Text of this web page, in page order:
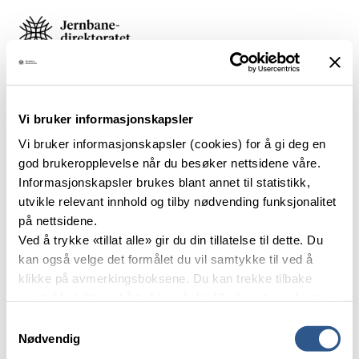
Vi bruker informasjonskapsler
Vi bruker informasjonskapsler (cookies) for å gi deg en
god brukeropplevelse når du besøker nettsidene våre.
Informasjonskapsler brukes blant annet til statistikk,
utvikle relevant innhold og tilby nødvending funksjonalitet
på nettsidene.
Ved å trykke «tillat alle» gir du din tillatelse til dette. Du
kan også velge det formålet du vil samtykke til ved å
klikke på avmerkingsboksene. Du kan trekke tilbake
Nødvendig
Skip
Home Section for Innovation
Section for Innovation
The Railway directorate ensures that the railway sector is run
efficiently, safely, and sustainably to the benefit of those travelling, the